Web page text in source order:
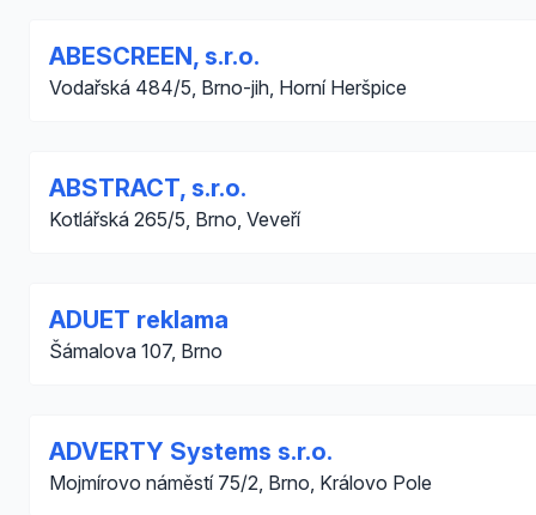
ABESCREEN, s.r.o.
Vodařská 484/5, Brno-jih, Horní Heršpice
ABSTRACT, s.r.o.
Kotlářská 265/5, Brno, Veveří
ADUET reklama
Šámalova 107, Brno
ADVERTY Systems s.r.o.
Mojmírovo náměstí 75/2, Brno, Královo Pole